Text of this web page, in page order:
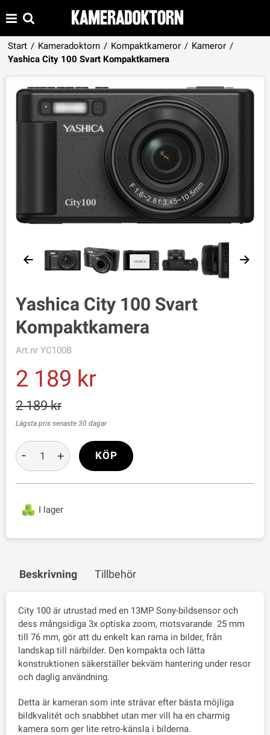
Start / Kameradoktorn / Kompaktkameror / Kameror /
Yashica City 100 Svart Kompaktkamera
Produkten har lagts i din varukorg
VISA VARUKORGEN TILL KASSAN
Yashica City 100 Svart
Kompaktkamera
Art.nr YC100B
2 189
2 189
Lägsta pris senaste 30 dagar
I lager
- + KÖP
Beskrivning Tillbehör
City 100 är utrustad med en 13MP Sony-bildsensor och
dess mångsidiga 3x optiska zoom, motsvarande 25 mm
till 76 mm, gör att du enkelt kan rama in bilder, från
landskap till närbilder. Den kompakta och lätta
konstruktionen säkerställer bekväm hantering under resor
och daglig användning.
Detta är kameran som inte strävar efter bästa möjliga
bildkvalitét och snabbhet utan mer vill ha en charmig
kamera som ger lite retro-känsla i bilderna.